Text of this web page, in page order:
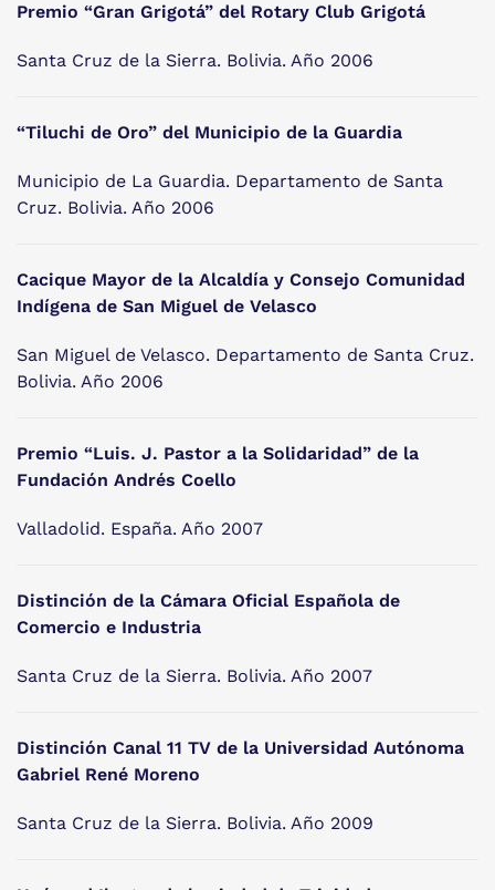
Premio “Gran Grigotá” del Rotary Club Grigotá
Santa Cruz de la Sierra. Bolivia. Año 2006
“Tiluchi de Oro” del Municipio de la Guardia
Municipio de La Guardia. Departamento de Santa
Cruz. Bolivia. Año 2006
Cacique Mayor de la Alcaldía y Consejo Comunidad
Indígena de San Miguel de Velasco
San Miguel de Velasco. Departamento de Santa Cruz.
Bolivia. Año 2006
Premio “Luis. J. Pastor a la Solidaridad” de la
Fundación Andrés Coello
Valladolid. España. Año 2007
Distinción de la Cámara Oficial Española de
Comercio e Industria
Santa Cruz de la Sierra. Bolivia. Año 2007
Distinción Canal 11 TV de la Universidad Autónoma
Gabriel René Moreno
Santa Cruz de la Sierra. Bolivia. Año 2009